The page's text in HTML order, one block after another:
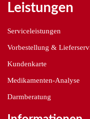
Leistungen
Serviceleistungen
Vorbestellung &
Kundenkarte
Medikamenten-Analyse
Darmberatung